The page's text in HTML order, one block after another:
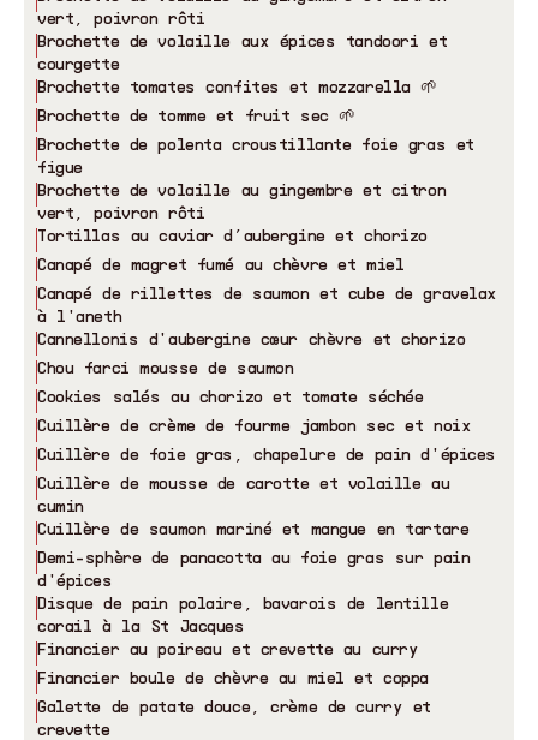
vert, poivron rôti
Brochette de volaille aux épices tandoori et
courgette
Brochette tomates confites et mozzarella 🌱
Brochette de tomme et fruit sec 🌱
Brochette de polenta croustillante foie gras et
figue
Brochette de volaille au gingembre et citron
vert, poivron rôti
Tortillas au caviar d’aubergine et chorizo
Canapé de magret fumé au chèvre et miel
Canapé de rillettes de saumon et cube de gravelax
à l'aneth
Cannellonis d'aubergine cœur chèvre et chorizo
Chou farci mousse de saumon
Cookies salés au chorizo et tomate séchée
Cuillère de crème de fourme jambon sec et noix
Cuillère de foie gras, chapelure de pain d'épices
Cuillère de mousse de carotte et volaille au
cumin
Cuillère de saumon mariné et mangue en tartare
Demi-sphère de panacotta au foie gras sur pain
d'épices
Disque de pain polaire, bavarois de lentille
corail à la St Jacques
Financier au poireau et crevette au curry
Financier boule de chèvre au miel et coppa
Galette de patate douce, crème de curry et
crevette